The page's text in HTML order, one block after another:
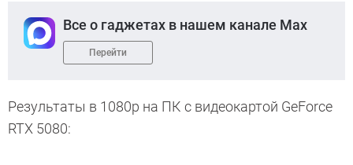
Все о гаджетах в нашем канале Max
Перейти
Результаты в 1080p на ПК с видеокартой GeForce
RTX 5080: